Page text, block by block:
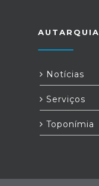
AUTARQUIA
Notícias
Serviços
Toponímia